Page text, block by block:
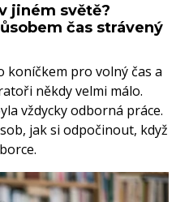
jiném světě?
čas strávený
koníčkem pro volný čas a
někdy velmi málo.
vždycky odborná práce.
jak si odpočinout, když